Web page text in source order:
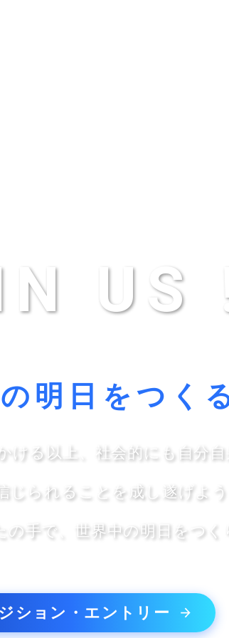
US
明日をつく
ける以上、社会的にも自分
じられることを成し遂げよ
の手で、世界中の明日をつ
ション・エントリー